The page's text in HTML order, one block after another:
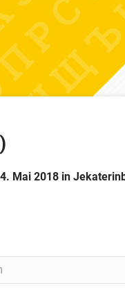
Mai 2018 in